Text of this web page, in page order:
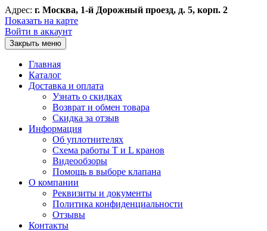
Адрес: г. Москва, 1-й Дорожный проезд, д. 5, корп. 2
Показать на карте
Войти в аккаунт
Закрыть меню
Главная
Каталог
Доставка и оплата
Узнать о скидках
Возврат и обмен товара
Скидка за отзыв
Информация
Об уплотнителях
Схема работы T и L кранов
Видеообзоры
Помощь в выборе клапана
О компании
Реквизиты и документы
Политика конфиденциальности
Отзывы
Контакты